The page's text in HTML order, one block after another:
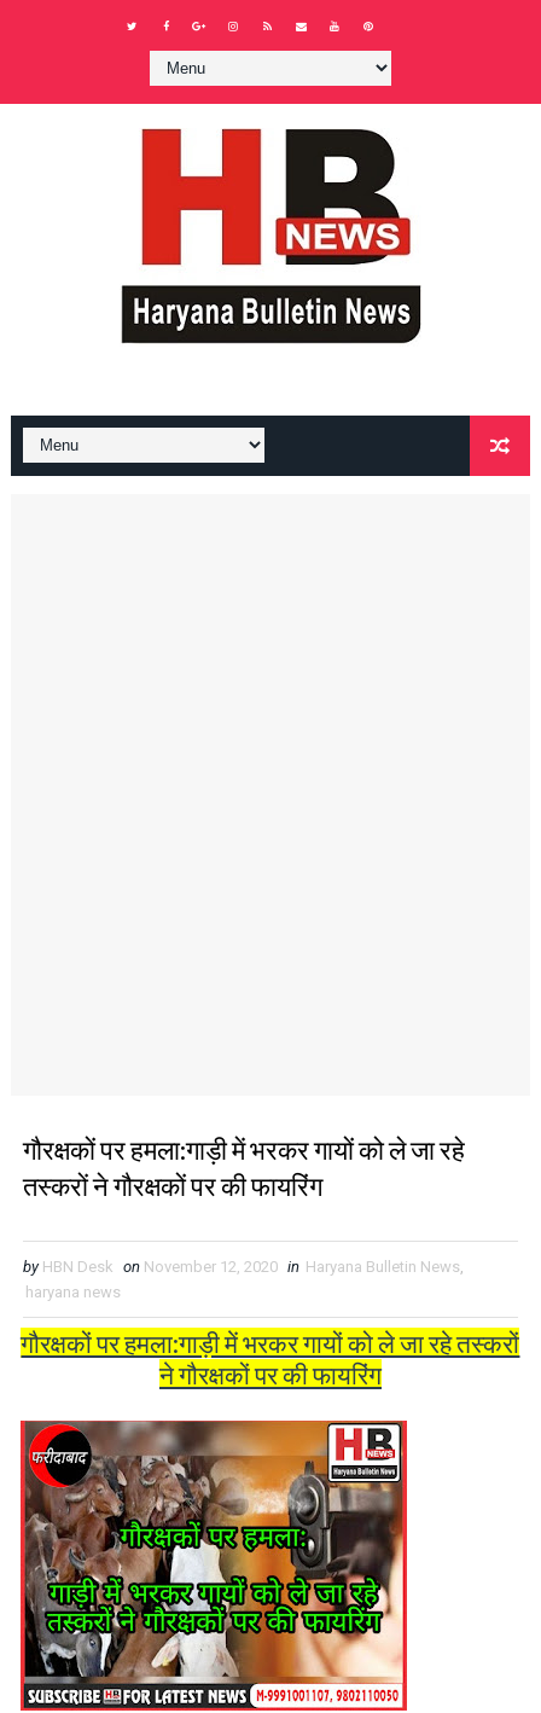
गौरक्षकों पर हमला:गाड़ी में भरकर गायों को ले जा रहे
तस्करों ने गौरक्षकों पर की फायरिंग
by HBN Desk on November 12, 2020 in Haryana Bulletin News,
haryana news
गौरक्षकों पर हमला:गाड़ी में भरकर गायों को ले जा रहे तस्करों
ने गौरक्षकों पर की फायरिंग